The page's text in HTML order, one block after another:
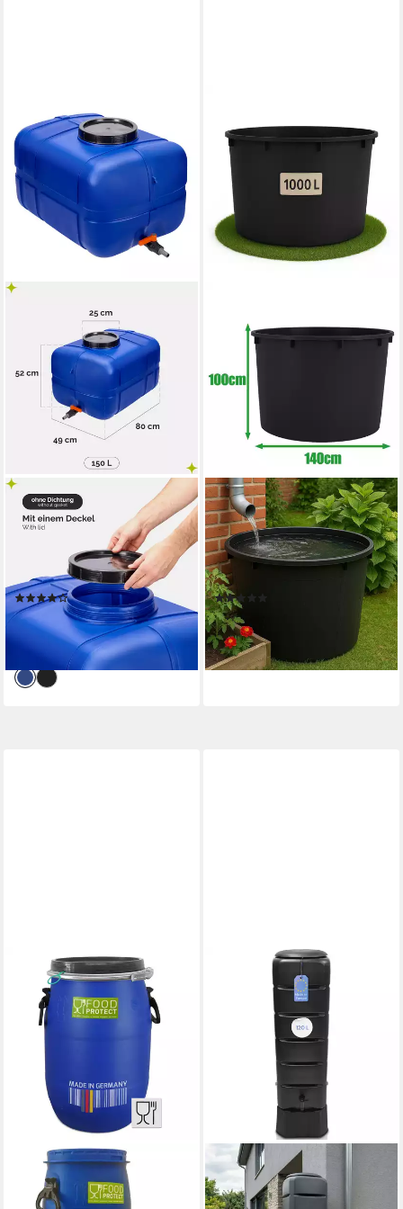
GARRONDA
Regentonne Wasserbehälter
mit Deckel Regenwassertank
Großbehälter GD-0098, 150 l,
(1-tlg), BPA-Frei
(1)
ab 69,99 € UVP95,99 €
-27%
lieferbar - in 2-3 Werktagen bei dir
ONDIS24
Regentonne Regenfass XXL
Regenwassertank aus
schwarzem Kunststoff, 1000 l,
Robust & UV-Beständig
199,00 €
-20%
lieferbar - in 6-7 Werktagen bei dir